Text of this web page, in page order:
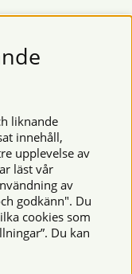
oss? Fyll då i din e-
-läs mer här
liknande
innehåll,
upplevelse av
läst vår
av
godkänn". Du
cookies som
Du kan